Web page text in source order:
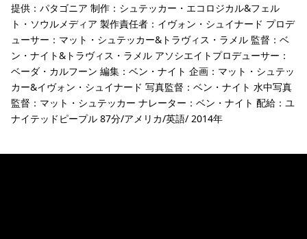
提供：パタゴニア 制作：シュテッカー・エコロジカル&フェル
ト・ソウルメディア 製作責任者：イヴォン・シュイナード プロデ
ューサー：マット・シュテッカー&トラヴィス・ラメル 監督：ベ
ン・ナイト&トラヴィス・ラメル アソシエイトプロデューサー：
ベーダ・カルフーン 編集：ベン・ナイト 企画：マット・シュテッ
カー&イヴォン・シュイナード 写真監督：ベン・ナイト 水中写真
監督：マット・シュテッカー ナレーター：ベン・ナイト 配給：ユ
ナイテッドピープル 87分/アメリカ/英語/ 2014年